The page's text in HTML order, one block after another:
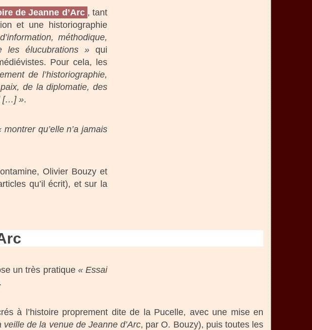
deJeanne d’Arc , tant
et une historiographie
méthodique,
les élucubrations »qui
Pour cela, les
de l’historiographie,
de la diplomatie, des
[…] ».
montrer qu’elle n’a jamais
Olivier Bouzy et
qu’il écrit), et sur la
un très pratique « Essai
à l’histoire proprement dite de la Pucelle, avec une mise en
de la venue de Jeanne d’Arc, par O. Bouzy), puis toutes les